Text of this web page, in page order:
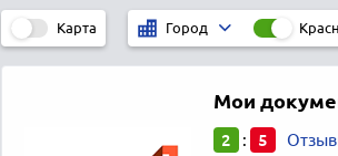
Карта Город
Мои
2 : 5